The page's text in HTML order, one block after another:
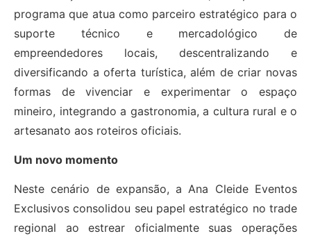
programa que atua como parceiro estratégico para o
suporte técnico e mercadológico de
empreendedores locais, descentralizando e
diversificando a oferta turística, além de criar novas
formas de vivenciar e experimentar o espaço
mineiro, integrando a gastronomia, a cultura rural e o
artesanato aos roteiros oficiais.
Um novo momento
Neste cenário de expansão, a Ana Cleide Eventos
Exclusivos consolidou seu papel estratégico no trade
regional ao estrear oficialmente suas operações